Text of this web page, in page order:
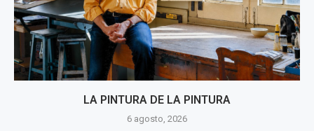
LA PINTURA DE LA PINTURA
6 agosto, 2026